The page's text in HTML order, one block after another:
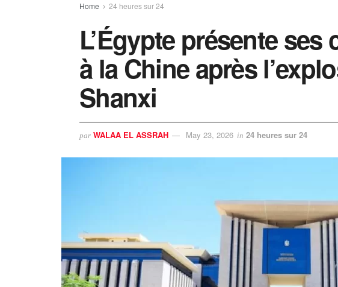
Home 24 heures sur 24
L’Égypte présente
à la Chine après
Shanxi
par WALAA EL ASSRAH May 23, 2026 in 24 heures sur 24